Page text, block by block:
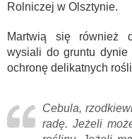
Rolniczej w Olsztynie.
Martwią się również
wysiali do gruntu
ochronę delikatnych
Cebula,
radę. Jeżeli